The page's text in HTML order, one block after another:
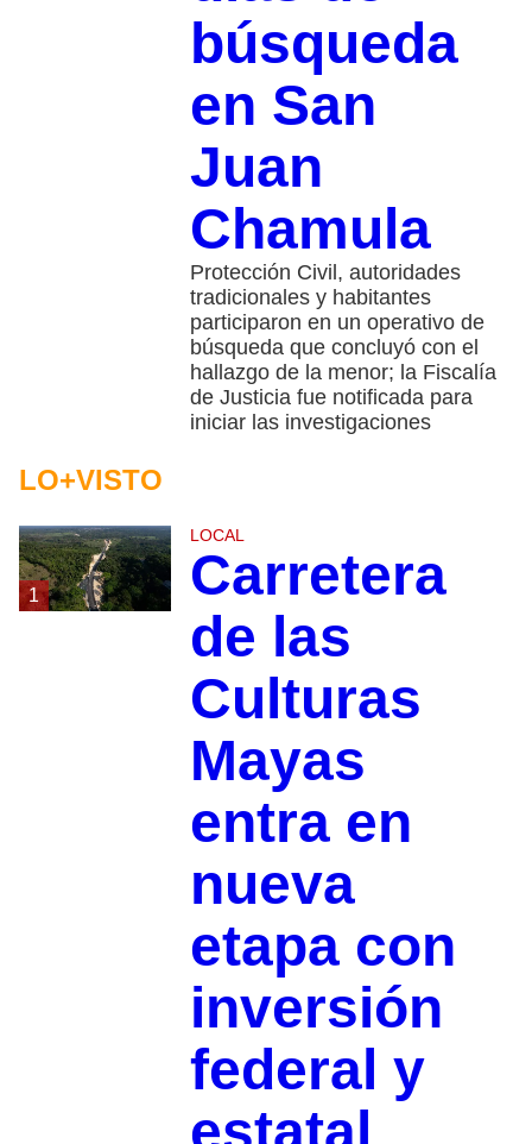
búsqueda
en San
Juan
Chamula
Protección Civil, autoridades
tradicionales y habitantes
participaron en un operativo de
búsqueda que concluyó con el
hallazgo de la menor; la Fiscalía
de Justicia fue notificada para
iniciar las investigaciones
LO+VISTO
1
LOCAL
Carretera
de las
Culturas
Mayas
entra en
nueva
etapa con
inversión
federal y